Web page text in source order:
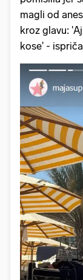
magli od
kroz glavu:
kose' -